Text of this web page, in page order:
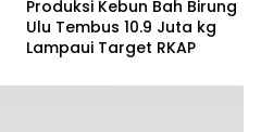
Produksi Kebun Bah Birung
Ulu Tembus 10.9 Juta kg
Lampaui Target RKAP